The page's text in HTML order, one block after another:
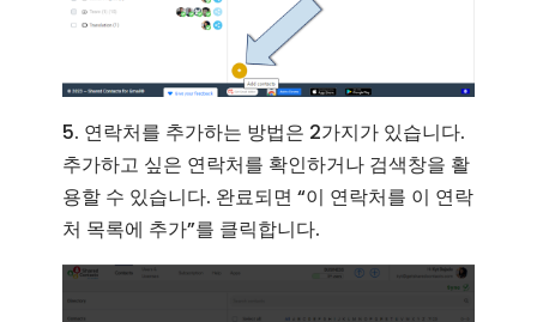
5. 연락처를 추가하는 방법은 2가지가 있습니다.
추가하고 싶은 연락처를 확인하거나 검색창을 활
용할 수 있습니다. 완료되면 “이 연락처를 이 연락
처 목록에 추가”를 클릭합니다.